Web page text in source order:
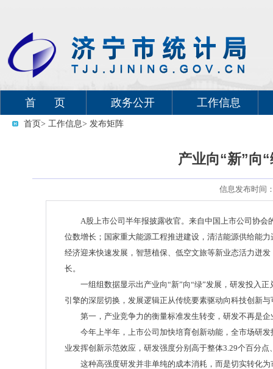
首 页 政务公开 工作信息
首页> 工作信息> 发布矩阵
产业向“新”向
信息发布时间
A股上市公司半年报披露收官。来自中国上市公司协
位数增长；国家重大能源工程推进建设，清洁能源供给能
经济迎来快速发展，智慧植保、低空文旅等新业态活力迸
长。
一组组数据显示出产业向“新”向“绿”发展，研发投入
引擎的深层切换，发展逻辑正从传统要素驱动向科技创新
第一，产业竞争力的衡量标准发生转变，研发不再是
今年上半年，上市公司加快培育创新动能，全市场研
业发挥创新示范效应，研发强度分别高于整体3.29个百分点
这种高强度研发并非单纯的成本消耗，而是切实转化